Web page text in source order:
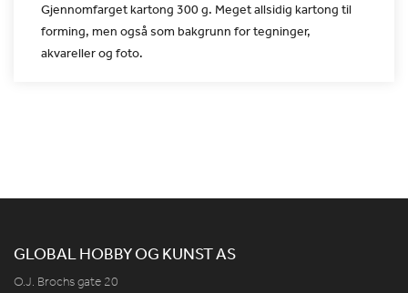
Gjennomfarget kartong 300 g. Meget allsidig kartong til
forming, men også som bakgrunn for tegninger,
akvareller og foto.
GLOBAL HOBBY OG KUNST AS
O.J. Brochs gate 20